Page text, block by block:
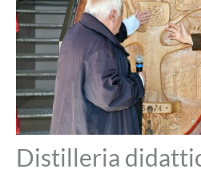
Distilleria